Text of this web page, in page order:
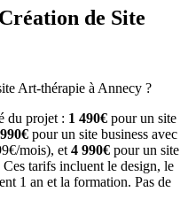
de Site
Art-thérapie à Annecy ?
du projet : 1 490€ pour un site
pour un site business avec
mois), et 4 990€ pour un site
tarifs incluent le design, le
1 an et la formation. Pas de